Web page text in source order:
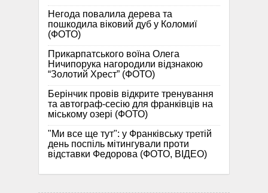
Негода повалила дерева та
пошкодила віковий дуб у Коломиї
(ФОТО)
Прикарпатського воїна Олега
Ничипорука нагородили відзнакою
“Золотий Хрест” (ФОТО)
Берінчик провів відкрите тренування
та автограф-сесію для франківців на
міському озері (ФОТО)
"Ми все ще тут": у Франківську третій
день поспіль мітингували проти
відставки Федорова (ФОТО, ВІДЕО)